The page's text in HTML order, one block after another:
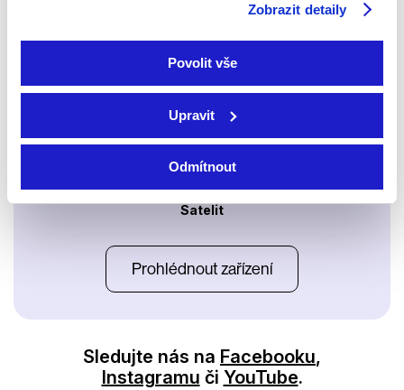
Zobrazit detaily
Povolit vše
Upravit
Odmítnout
Satelit
Prohlédnout zařízení
Sledujte nás na Facebooku,
Instagramu či YouTube.